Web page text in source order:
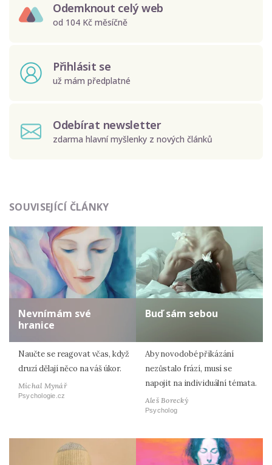
Odemknout celý web
od 104 Kč měsíčně
Přihlásit se
už mám předplatné
Odebírat newsletter
zdarma hlavní myšlenky z nových článků
údajů.
SOUVISEJÍCÍ ČLÁNKY
Nevnímám své
hranice
Naučte se reagovat včas, když
druzí dělají něco na váš úkor.
Michal Mynář
Psychologie.cz
Buď sám sebou
Aby novodobé přikázání
nezůstalo frází, musí se
napojit na individuální témata.
Aleš Borecký
Psycholog